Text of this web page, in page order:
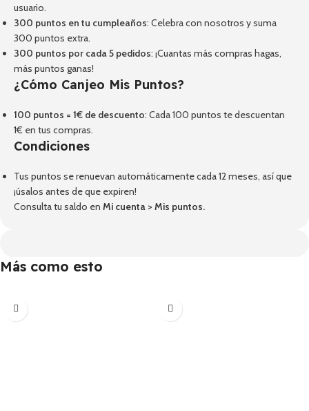
usuario.
300 puntos en tu cumpleaños: Celebra con nosotros y suma
300 puntos extra.
300 puntos por cada 5 pedidos: ¡Cuantas más compras hagas,
más puntos ganas!
¿Cómo Canjeo Mis Puntos?
100 puntos = 1€ de descuento: Cada 100 puntos te descuentan
1€ en tus compras.
Condiciones
Tus puntos se renuevan automáticamente cada 12 meses, así que
¡úsalos antes de que expiren!
Consulta tu saldo en Mi cuenta > Mis puntos.
Más como esto